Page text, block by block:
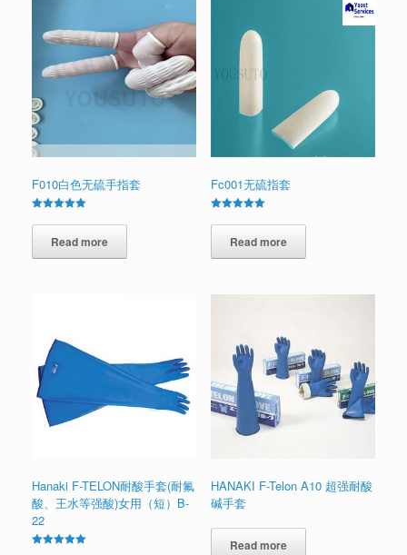
F010白色无硫手指套
5.00
out of 5Read more
Fc001无硫指套
5.00
out of 5Read more
Hanaki F-TELON耐酸手套(耐氟
酸、王水等强酸)女用（短）B-
22
HANAKI F-Telon A10 超强耐酸
碱手套
Read more